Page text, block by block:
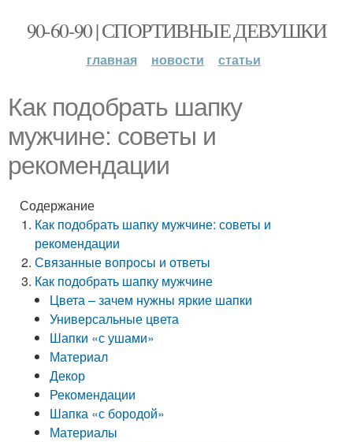
90-60-90 | СПОРТИВНЫЕ ДЕВУШКИ
главная новости статьи
Как подобрать шапку
мужчине: советы и
рекомендации
Содержание
Как подобрать шапку мужчине: советы и
рекомендации
Связанные вопросы и ответы
Как подобрать шапку мужчине
Цвета – зачем нужны яркие шапки
Универсальные цвета
Шапки «с ушами»
Материал
Декор
Рекомендации
Шапка «с бородой»
Материалы